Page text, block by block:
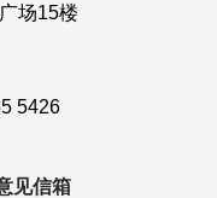
场15楼
5426
见信箱